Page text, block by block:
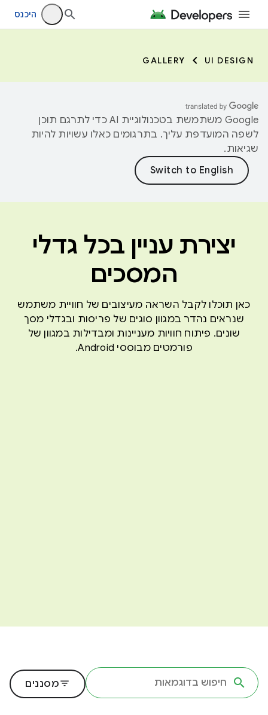
היכנס
UI DESIGN
GALLERY
‫Google משתמשת בטכנולוגיית AI כדי לתרגם תוכן
לשפה המועדפת עליך. בתרגומים כאלו עשויות להיות
שגיאות.
יצירת עניין בכל גדלי
המסכים
כאן תוכלו לקבל השראה מעיצובים של חוויית משתמש
שנראים נהדר במגוון סוגים של פריסות ובגדלי מסך
שונים. פיתוח חוויות מעניינות ומבדילות במגוון של
פורמטים מבוססי Android.
filter_listמסננים